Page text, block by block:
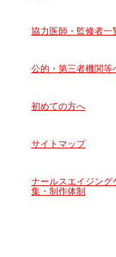
協力医師・監修者一
公的・第三者機関等
初めての方へ
サイトマップ
ナールスエイジング
集・制作体制